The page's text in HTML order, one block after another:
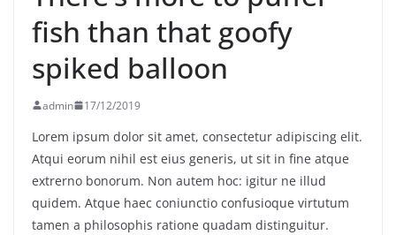
fish than that goofy
spiked balloon
admin 17/12/2019
Lorem ipsum dolor sit amet, consectetur adipiscing elit.
Atqui eorum nihil est eius generis, ut sit in fine atque
extrerno bonorum. Non autem hoc: igitur ne illud
quidem. Atque haec coniunctio confusioque virtutum
tamen a philosophis ratione quadam distinguitur.